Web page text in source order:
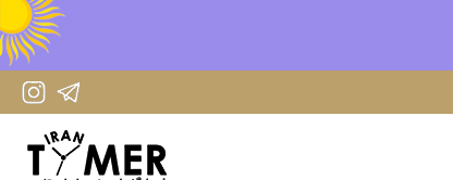
IranTimer Instagram Page